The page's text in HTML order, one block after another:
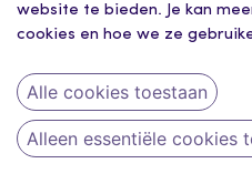
website te bieden. Je kan
cookies en hoe we ze
Alle cookies toestaan
Alleen essentiële cookies